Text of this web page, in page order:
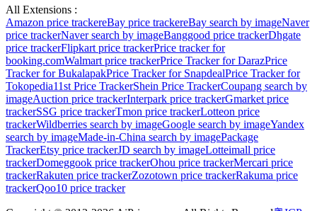
All Extensions :
Amazon price trackereBay price trackereBay search by imageNaver
price trackerNaver search by imageBanggood price trackerDhgate
price trackerFlipkart price trackerPrice tracker for
booking.comWalmart price trackerPrice Tracker for DarazPrice
Tracker for BukalapakPrice Tracker for SnapdealPrice Tracker for
Tokopedia11st Price TrackerShein Price TrackerCoupang search by
imageAuction price trackerInterpark price trackerGmarket price
trackerSSG price trackerTmon price trackerLotteon price
trackerWildberries search by imageGoogle search by imageYandex
search by imageMade-in-China search by imagePackage
TrackerEtsy price trackerJD search by imageLotteimall price
trackerDomeggook price trackerOhou price trackerMercari price
trackerRakuten price trackerZozotown price trackerRakuma price
trackerQoo10 price tracker